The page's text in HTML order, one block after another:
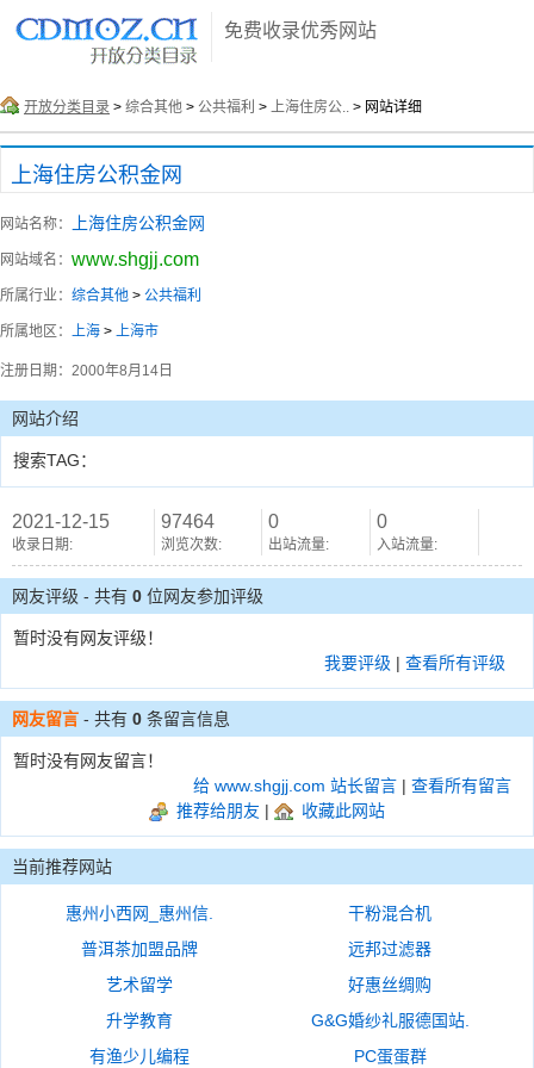
免费收录优秀网站
开放分类目录 > 综合其他 > 公共福利 > 上海住房公.. > 网站详细
上海住房公积金网
网站名称： 上海住房公积金网
网站域名： www.shgjj.com
所属行业： 综合其他 > 公共福利
所属地区： 上海 > 上海市
注册日期： 2000年8月14日
网站介绍
搜索TAG：
2021-12-15
收录日期:
97464
浏览次数:
0
出站流量:
0
入站流量:
网友评级 - 共有 0 位网友参加评级
暂时没有网友评级！
我要评级 | 查看所有评级
网友留言 - 共有 0 条留言信息
暂时没有网友留言！
给 www.shgjj.com 站长留言 | 查看所有留言
推荐给朋友 | 收藏此网站
当前推荐网站
惠州小西网_惠州信.
干粉混合机
普洱茶加盟品牌
远邦过滤器
艺术留学
好惠丝绸购
升学教育
G&G婚纱礼服德国站.
有渔少儿编程
PC蛋蛋群